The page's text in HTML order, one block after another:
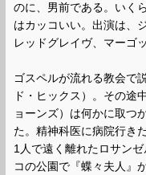
のに、男前である。いく
はカッコいい。出演は、
レッドグレイヴ、マーゴ
ゴスペルが流れる教会で
ド・ヒックス）。その途
ョーンズ）は何かに取つ
た。精神科医に病院行き
1人で遠く離れたロサン
コの公園で『蝶々夫人』